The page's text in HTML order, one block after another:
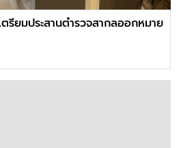
ยมประสานตำรวจสากลออกหมาย